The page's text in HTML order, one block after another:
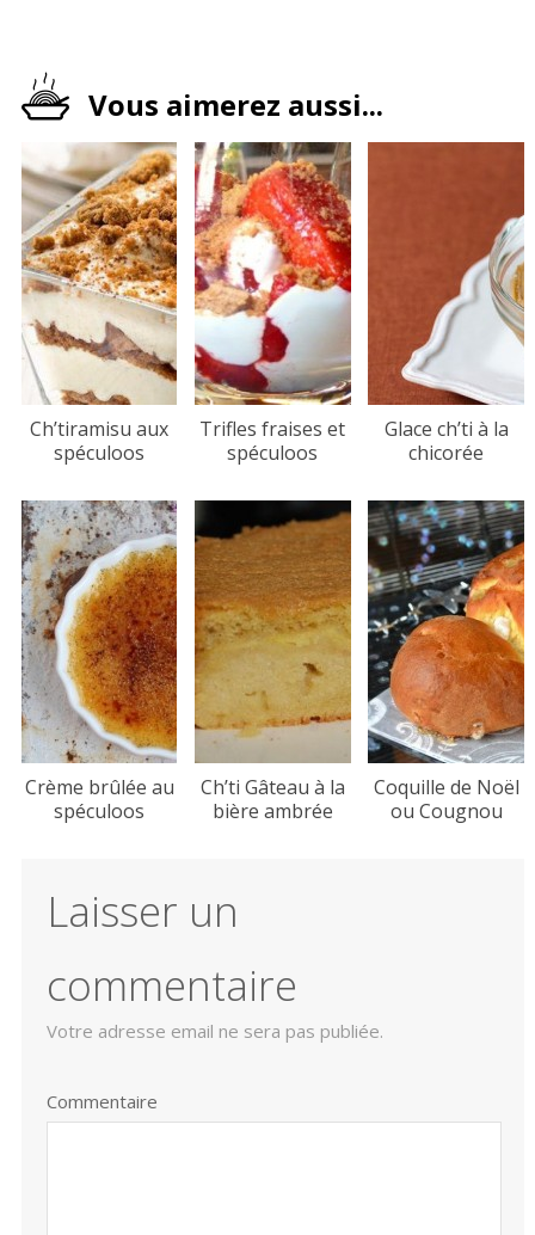
Vous aimerez aussi...
Ch’tiramisu aux
spéculoos
Trifles fraises et
spéculoos
Glace ch’ti à la
chicorée
Crème brûlée au
spéculoos
Ch’ti Gâteau à la
bière ambrée
Coquille de Noël
ou Cougnou
Laisser un
commentaire
Votre adresse email ne sera pas publiée.
Commentaire